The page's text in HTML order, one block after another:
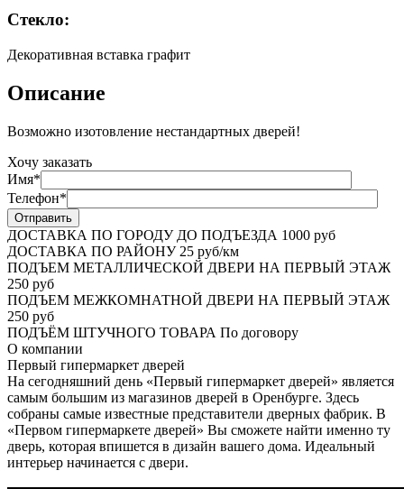
Стекло:
Декоративная вставка графит
Описание
Возможно изотовление нестандартных дверей!
Хочу заказать
Имя*
Телефон*
ДОСТАВКА ПО ГОРОДУ ДО ПОДЪЕЗДА 1000 руб
ДОСТАВКА ПО РАЙОНУ25 руб/км
ПОДЪЕМ МЕТАЛЛИЧЕСКОЙ ДВЕРИ НА ПЕРВЫЙ ЭТАЖ
250 руб
ПОДЪЕМ МЕЖКОМНАТНОЙ ДВЕРИ НА ПЕРВЫЙ ЭТАЖ
250 руб
ПОДЪЁМ ШТУЧНОГО ТОВАРА По договору
О компании
Первый гипермаркет дверей
На сегодняшний день «Первый гипермаркет дверей» является
самым большим из магазинов дверей в Оренбурге. Здесь
собраны самые известные представители дверных фабрик. В
«Первом гипермаркете дверей» Вы сможете найти именно ту
дверь, которая впишется в дизайн вашего дома. Идеальный
интерьер начинается с двери.